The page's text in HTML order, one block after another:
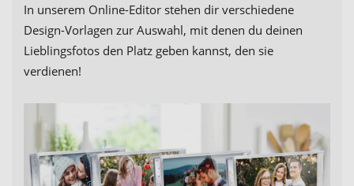
In unserem Online-Editor stehen dir verschiedene
Design-Vorlagen zur Auswahl, mit denen du deinen
Lieblingsfotos den Platz geben kannst, den sie
verdienen!